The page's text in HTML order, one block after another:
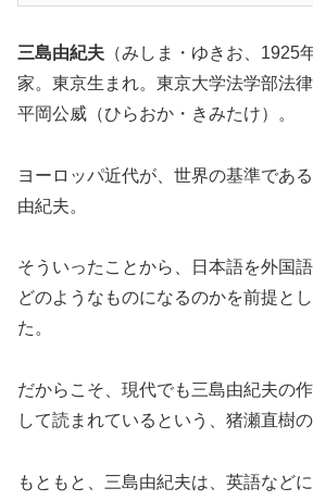
三島由紀夫 （みしま・ゆきお、
家。東京生まれ。東京大学法学部法
平岡公威（ひらおか・きみたけ）。
ヨーロッパ近代が、世界の基準であ
由紀夫。
そういったことから、日本語を外国
どのようなものになるのかを前提と
た。
だからこそ、現代でも三島由紀夫の
して読まれているという、猪瀬直樹の
もともと、三島由紀夫は、英語など